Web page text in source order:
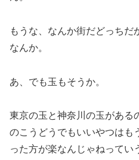
もうな、なんか街だどっちだ
なんか。
あ、でも玉もそうか。
東京の玉と神奈川の玉がある
のこうどうでもいいやつはも
った方が楽なんじゃねってい